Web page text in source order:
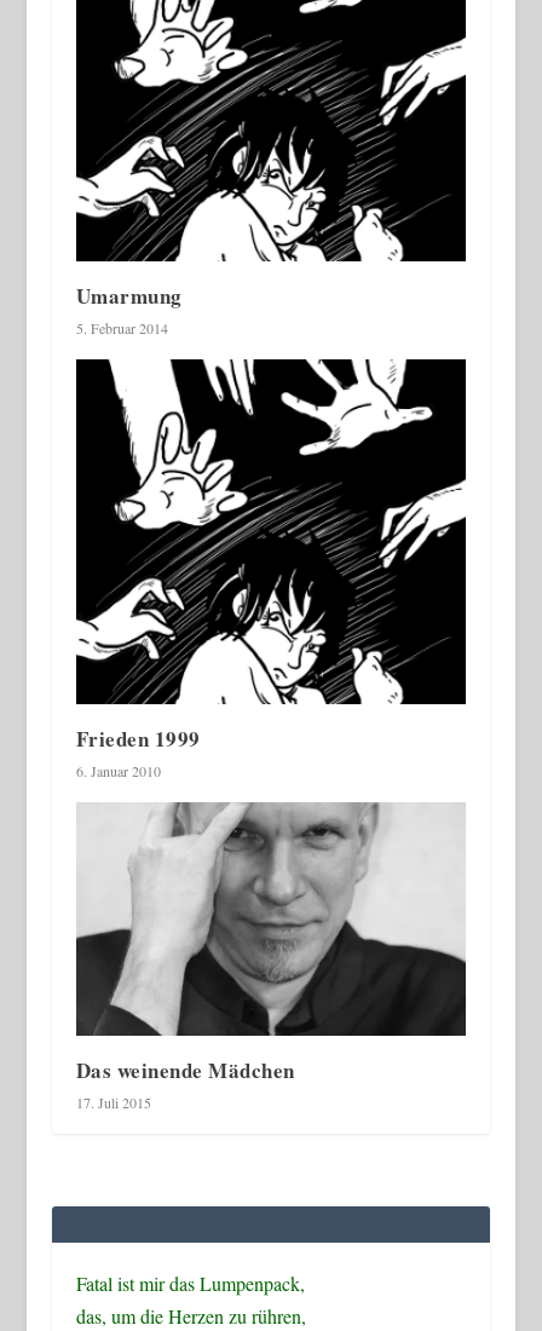
Umarmung
5. Februar 2014
Frieden 1999
6. Januar 2010
Das weinende Mädchen
17. Juli 2015
Fatal ist mir das Lumpenpack,
das, um die Herzen zu rühren,